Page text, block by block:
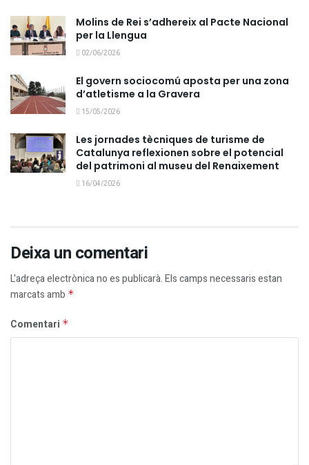
Molins de Rei s’adhereix al Pacte Nacional
per la Llengua
02/06/2026
El govern sociocomú aposta per una zona
d’atletisme a la Gravera
15/05/2026
Les jornades tècniques de turisme de
Catalunya reflexionen sobre el potencial
del patrimoni al museu del Renaixement
16/04/2026
Deixa un comentari
L'adreça electrònica no es publicarà.Els camps necessaris estan
marcats amb *
Comentari *